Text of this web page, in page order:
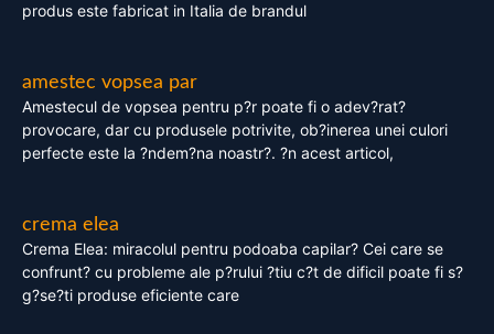
produs este fabricat in Italia de brandul
amestec vopsea par
Amestecul de vopsea pentru p?r poate fi o adev?rat?
provocare, dar cu produsele potrivite, ob?inerea unei culori
perfecte este la ?ndem?na noastr?. ?n acest articol,
crema elea
Crema Elea: miracolul pentru podoaba capilar? Cei care se
confrunt? cu probleme ale p?rului ?tiu c?t de dificil poate fi s?
g?se?ti produse eficiente care